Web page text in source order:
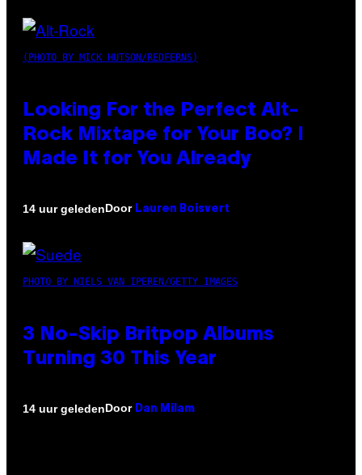
(PHOTO BY MICK HUTSON/REDFERNS)
Looking For the Perfect Alt-
Rock Mixtape for Your Boo? I
Made It for You Already
14 uur geledenDoor Lauren Boisvert
PHOTO BY NIELS VAN IPEREN/GETTY IMAGES
3 No-Skip Britpop Albums
Turning 30 This Year
14 uur geledenDoor Dan Milam